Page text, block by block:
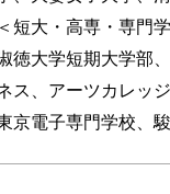
＜短大・高専・専門
徳大学短期大学部
ス、アーツカレッ
京電子専門学校、